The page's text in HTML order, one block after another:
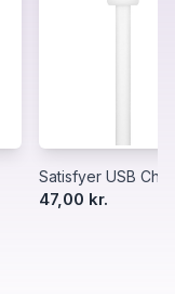
Satisfyer USB
47,00 kr.